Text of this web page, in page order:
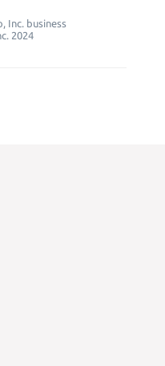
Inc. business
2024